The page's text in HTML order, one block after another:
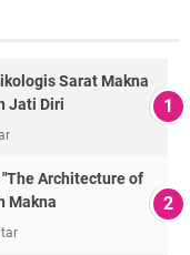
Sarat Makna
Jati Diri
Architecture of
Makna